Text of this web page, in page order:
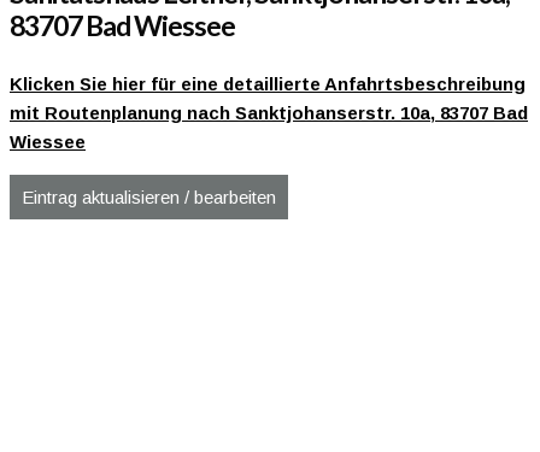
83707 Bad Wiessee
Klicken Sie hier für eine detaillierte Anfahrtsbeschreibung
mit Routenplanung nach Sanktjohanserstr. 10a, 83707 Bad
Wiessee